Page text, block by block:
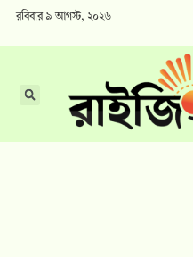
রবিবার ৯ আগস্ট, ২০২৬